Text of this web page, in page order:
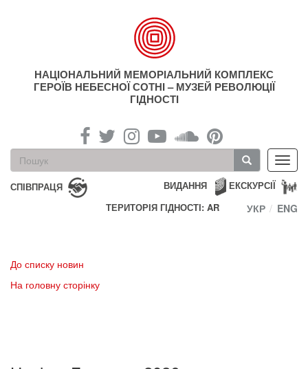
НАЦІОНАЛЬНИЙ МЕМОРІАЛЬНИЙ КОМПЛЕКС
ГЕРОЇВ НЕБЕСНОЇ СОТНІ – МУЗЕЙ РЕВОЛЮЦІЇ
ГІДНОСТІ
Пошукова
форма
Пошук
СПІВПРАЦЯ ЕКСКУРСІЇ
ВИДАННЯ
ТЕРИТОРІЯ ГІДНОСТІ: AR
УКР ENG
До списку новин
На головну сторінку